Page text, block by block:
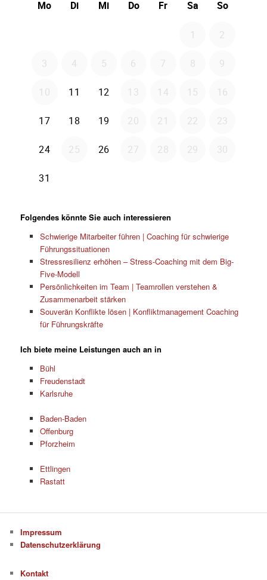
Folgendes könnte Sie auch interessieren
Schwierige Mitarbeiter führen | Coaching für schwierige
Führungssituationen
Stressresilienz erhöhen – Stress-Coaching mit dem Big-
Five-Modell
Persönlichkeiten im Team | Teamrollen verstehen &
Zusammenarbeit stärken
Souverän Konflikte lösen | Konfliktmanagement Coaching
für Führungskräfte
Ich biete meine Leistungen auch an in
Bühl
Freudenstadt
Karlsruhe
Baden-Baden
Offenburg
Pforzheim
Ettlingen
Rastatt
Impressum
Datenschutzerklärung
Kontakt